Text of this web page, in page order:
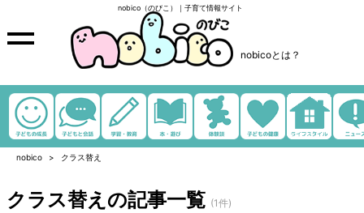
nobico（のびこ）｜子育て情報サイト
nobicoとは？
nobico クラス替え
クラス替えの記事一覧 (1件)